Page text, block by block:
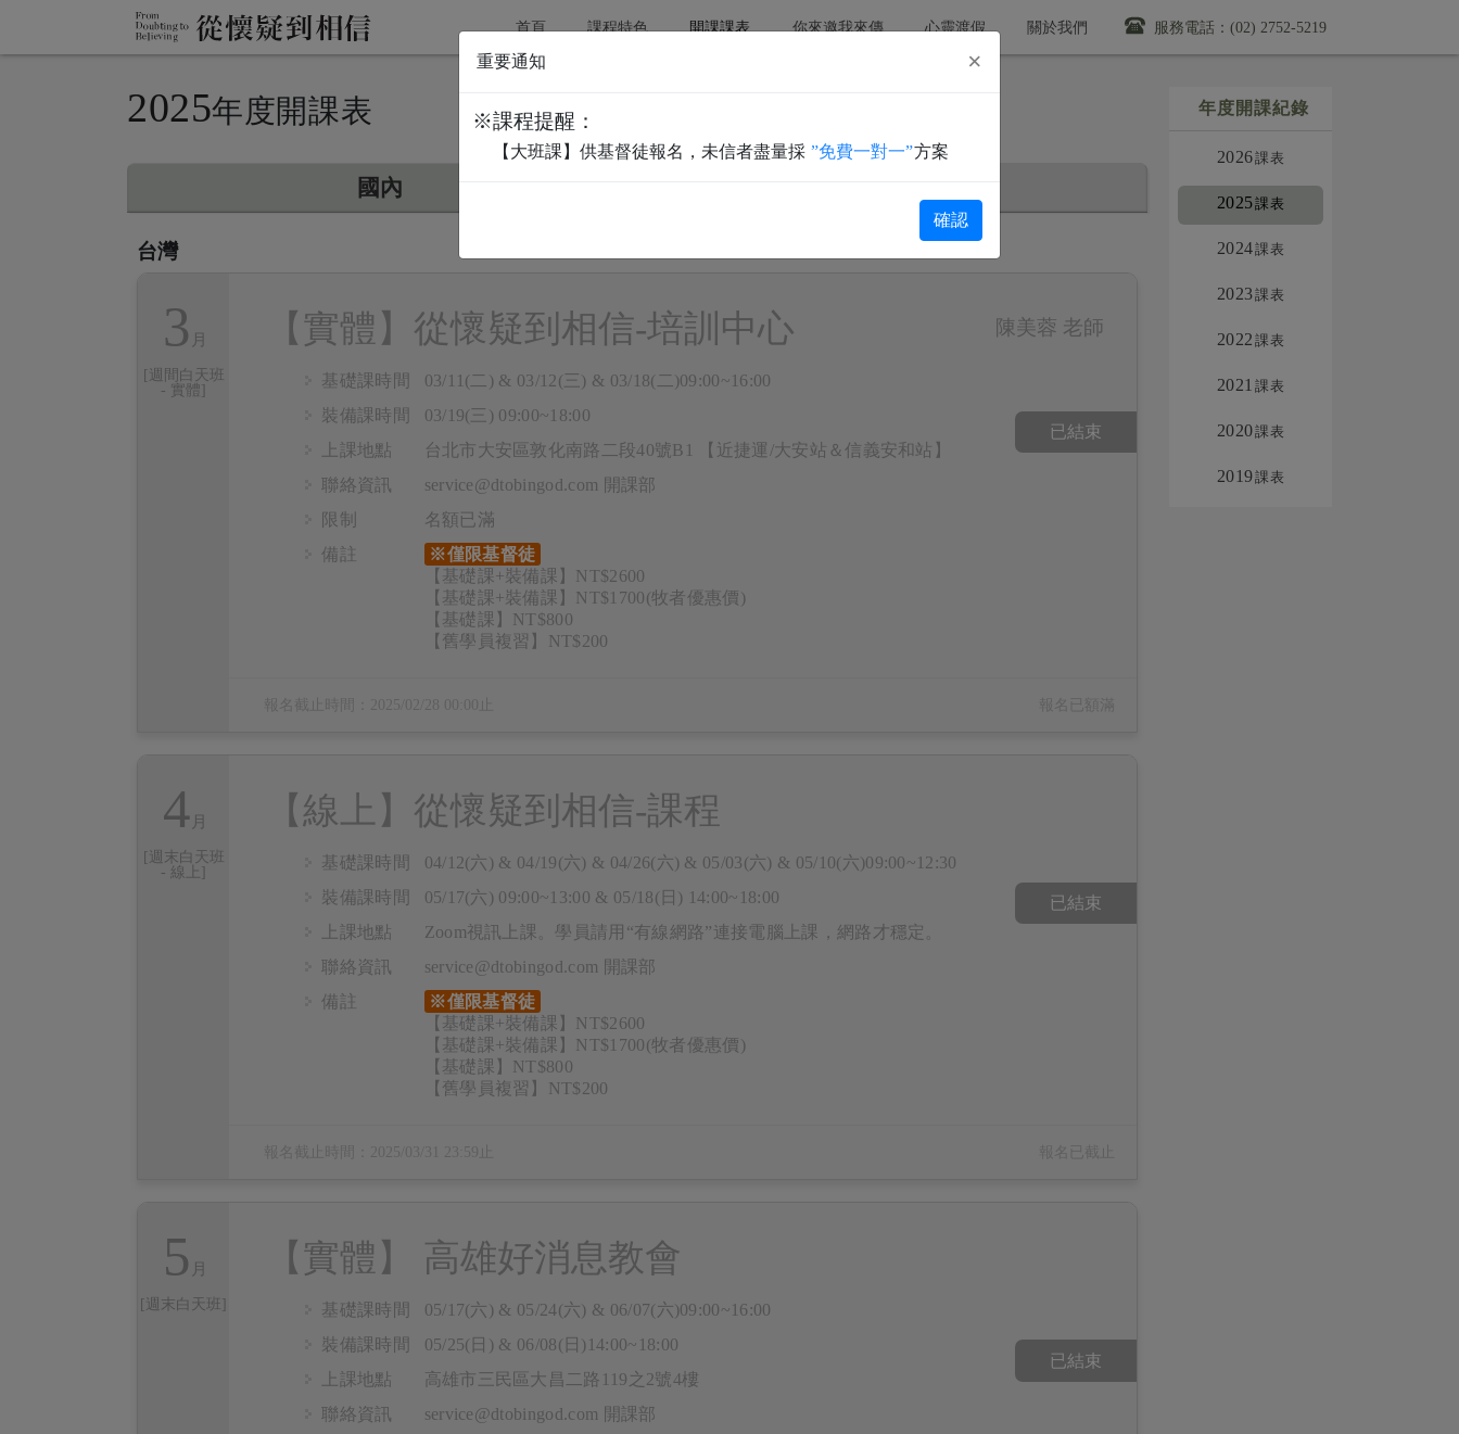
首頁 課程特色 開課課表(current)你來邀我來傳 心靈渡假 關於我們 服務電話：(02) 2752-5219
2025年度開課表
國內
台灣
3
[週間白天班
- 實體]
【實體】從懷疑到相信-培訓中心
基礎課時間
03/11(二) & 03/12(三) & 03/18(二)09:00~16:00
裝備課時間
03/19(三) 09:00~18:00
上課地點
台北市大安區敦化南路二段40號B1 【近捷運/大安站＆信義安和站】
聯絡資訊
service@dtobingod.com 開課部
限制
名額已滿
備註
※僅限基督徒
【基礎課+裝備課】NT$2600
【基礎課+裝備課】NT$1700(牧者優惠價)
【基礎課】NT$800
【舊學員複習】NT$200
陳美蓉 老師
報名截止時間： 2025/02/28 00:00
4
[週末白天班
- 線上]
【線上】從懷疑到相信-課程
基礎課時間
04/12(六) & 04/19(六) & 04/26(六) & 05/03(六) & 05/10(六)09:00~12:30
裝備課時間
05/17(六) 09:00~13:00 & 05/18(日) 14:00~18:00
上課地點
Zoom視訊上課。學員請用“有線網路”連接電腦上課，網路才穩定。
聯絡資訊
service@dtobingod.com 開課部
備註
※僅限基督徒
【基礎課+裝備課】NT$2600
【基礎課+裝備課】NT$1700(牧者優惠價)
【基礎課】NT$800
【舊學員複習】NT$200
報名截止時間： 2025/03/31 23:59 報名已截止
5
[週末白天班]
【實體】 高雄好消息教會
基礎課時間
05/17(六) & 05/24(六) & 06/07(六)09:00~16:00
裝備課時間
05/25(日) & 06/08(日)14:00~18:00
上課地點
高雄市三民區大昌二路119之2號4樓
聯絡資訊
service@dtobingod.com 開課部
年度開課紀錄
2026
2025
2024
2023
2022
2021
2020
2019
重要通知 ×
※課程提醒：
【大班課】供基督徒報名，未信者盡量採 ”免費一對一”方案
確認